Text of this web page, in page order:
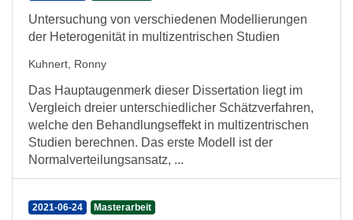
Untersuchung von verschiedenen Modellierungen
der Heterogenität in multizentrischen Studien
Kuhnert, Ronny
Das Hauptaugenmerk dieser Dissertation liegt im
Vergleich dreier unterschiedlicher Schätzverfahren,
welche den Behandlungseffekt in multizentrischen
Studien berechnen. Das erste Modell ist der
Normalverteilungsansatz, ...
2021-06-24 Masterarbeit